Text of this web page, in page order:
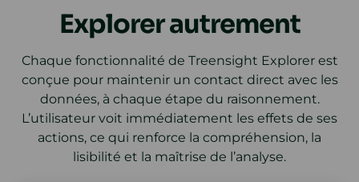
Explorer autrement
Chaque fonctionnalité de Treensight Explorer est
conçue pour maintenir un contact direct avec les
données, à chaque étape du raisonnement.
L’utilisateur voit immédiatement les effets de ses
actions, ce qui renforce la compréhension, la
lisibilité et la maîtrise de l’analyse.